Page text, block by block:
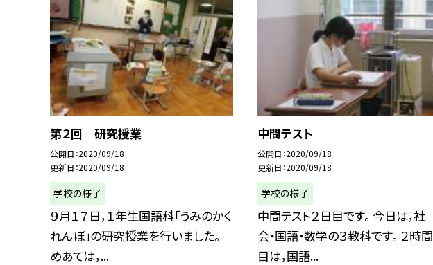
第２回 研究授業
公開日 2020/09/18
更新日 2020/09/18
学校の様子
９月１７日，１年生国語科「うみのかく
れんぼ」の研究授業を行いました。
めあては，...
中間テスト
公開日 2020/09/18
更新日 2020/09/18
学校の様子
中間テスト２日目です。 今日は，社
会・国語・数学の３教科です。 ２時間
目は，国語...